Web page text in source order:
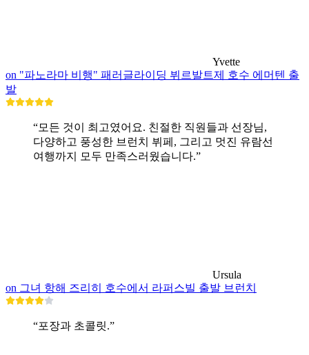
Yvette
on "파노라마 비행" 패러글라이딩 뷔르발트제 호수 에머텐 출
발
“모든 것이 최고였어요. 친절한 직원들과 선장님,
다양하고 풍성한 브런치 뷔페, 그리고 멋진 유람선
여행까지 모두 만족스러웠습니다.”
Ursula
on 그녀 항해 즈리히 호수에서 라퍼스빌 출발 브런치
“포장과 초콜릿.”